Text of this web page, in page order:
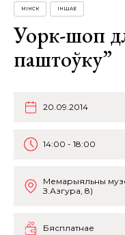
МІНСК ІНШАЕ
Уорк-шоп
паштоўку”
20.09.2014
14:00 - 18:00
Мемарыяльны
З.Азгура, 8)
Бясплатнае